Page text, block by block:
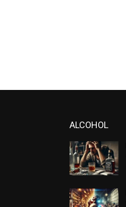
ALCOHOL